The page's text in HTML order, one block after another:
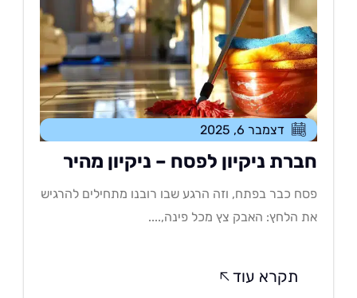
דצמבר 6, 2025
ניקיון לפסח – ניקיון מהיר
כבר בפתח, וזה הרגע שבו רובנו מתחילים להרגיש
הלחץ: האבק צץ מכל פינה,....
תקרא עוד